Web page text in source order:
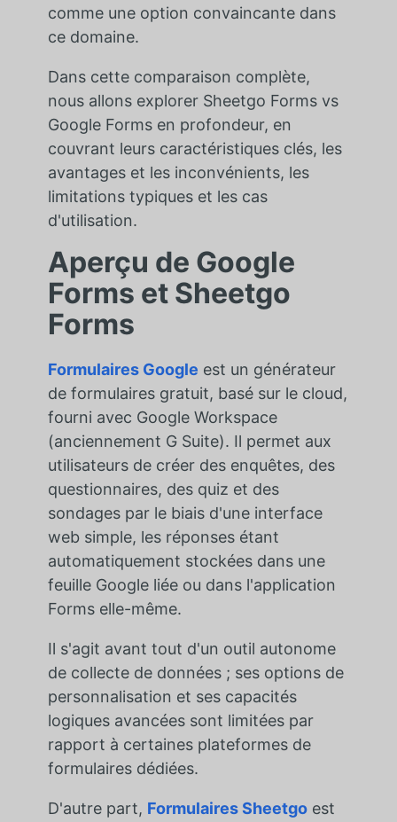
comme une option convaincante dans
ce domaine.
Dans cette comparaison complète,
nous allons explorer Sheetgo Forms vs
Google Forms en profondeur, en
couvrant leurs caractéristiques clés, les
avantages et les inconvénients, les
limitations typiques et les cas
d'utilisation.
Aperçu de Google
Forms et Sheetgo
Forms
Formulaires Google est un générateur
de formulaires gratuit, basé sur le cloud,
fourni avec Google Workspace
(anciennement G Suite). Il permet aux
utilisateurs de créer des enquêtes, des
questionnaires, des quiz et des
sondages par le biais d'une interface
web simple, les réponses étant
automatiquement stockées dans une
feuille Google liée ou dans l'application
Forms elle-même.
Il s'agit avant tout d'un outil autonome
de collecte de données ; ses options de
personnalisation et ses capacités
logiques avancées sont limitées par
rapport à certaines plateformes de
formulaires dédiées.
D'autre part, Formulaires Sheetgoest